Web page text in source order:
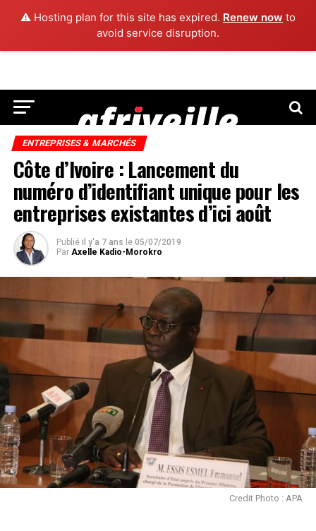
⚠️ Hosting plan for this site has expired. Renew now to
avoid service disruption.
ENTREPRISES & MARCHÉS
Côte d’Ivoire : Lancement du
numéro d’identifiant unique pour les
entreprises existantes d’ici août
Publié il y'a 7 ans le 05/07/2019
Par Axelle Kadio-Morokro
Credit Photo : APA